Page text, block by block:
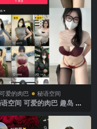
可爱的肉巴 秘语空间
空间 可爱的肉巴 趣岛 N
完整版